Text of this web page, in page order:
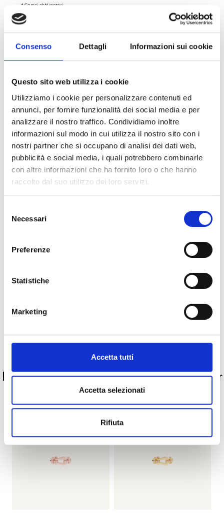
Consenso Dettagli Informazioni sui cookie
Questo sito web utilizza i cookie
Utilizziamo i cookie per personalizzare contenuti ed
annunci, per fornire funzionalità dei social media e per
analizzare il nostro traffico. Condividiamo inoltre
informazioni sul modo in cui utilizza il nostro sito con i
nostri partner che si occupano di analisi dei dati web,
pubblicità e social media, i quali potrebbero combinarle
con altre informazioni che ha fornito loro o che hanno
raccolto dal suo utilizzo dei loro servizi.
delNecessari
Preferenze
Statistiche
Marketing
Accetta tutti
Accetta selezionati
Rifiuta
* Campi obbligatori
PRONTA consegna
Spedizione Gratuita
Specifiche Tecniche
Marchio
Codice
Pietre preziose
PRODOTTI SIMILI
La nostra selezione di prodotti scelti per
te